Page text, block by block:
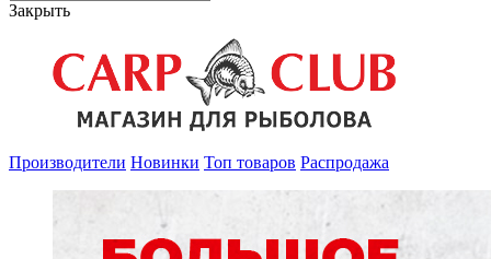
Закрыть
Производители Новинки Топ товаров Распродажа